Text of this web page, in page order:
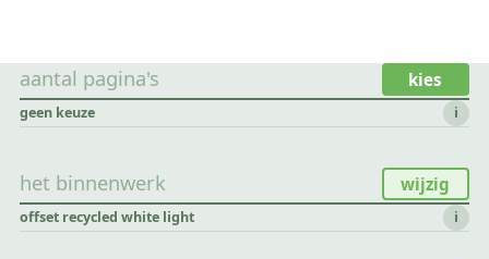
aantal pagina's kies
geen keuze i
het binnenwerk wijzig
offset recycled white light i